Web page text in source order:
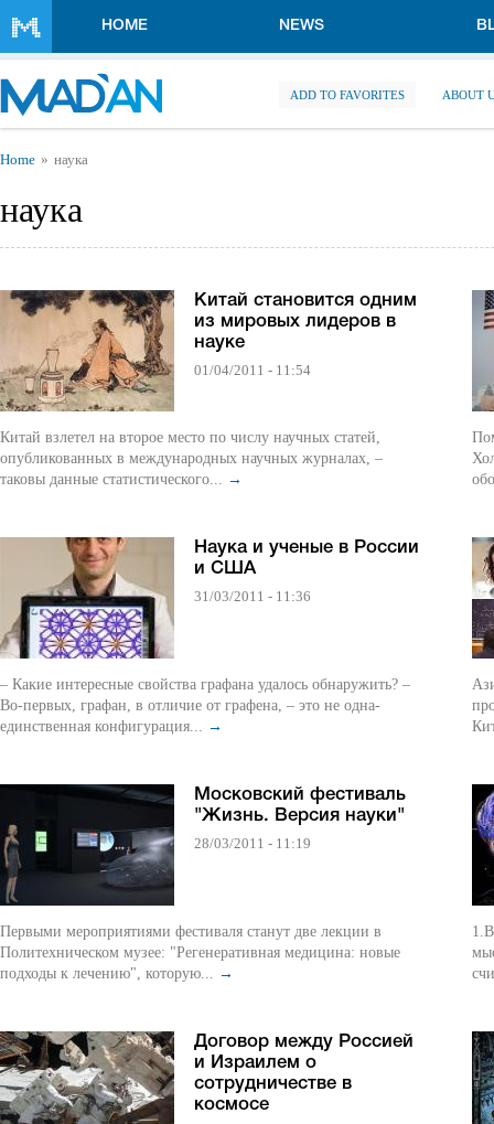
HOME NEWS
ADD TO FAVORITES ABOUT
You are here
Home наука
наука
Китай становится одним
из мировых лидеров в
науке
01/04/2011 - 11:54
Китай взлетел на второе место по числу научных статей,
опубликованных в международных научных журналах, –
таковы данные статистического... →
Наука и ученые в России
и США
31/03/2011 - 11:36
– Какие интересные свойства графана удалось обнаружить? –
Во-первых, графан, в отличие от графена, – это не одна-
единственная конфигурация... →
Московский фестиваль
"Жизнь. Версия науки"
28/03/2011 - 11:19
Первыми мероприятиями фестиваля станут две лекции в
Политехническом музее: "Регенеративная медицина: новые
подходы к лечению", которую... →
Договор между Россией
и Израилем о
сотрудничестве в
космосе